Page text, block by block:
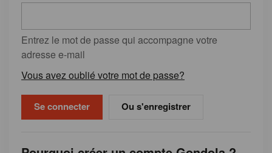
Entrez le mot de passe qui accompagne votre
adresse e-mail
Vous avez oublié votre mot de passe?
Ou s'enregistrer